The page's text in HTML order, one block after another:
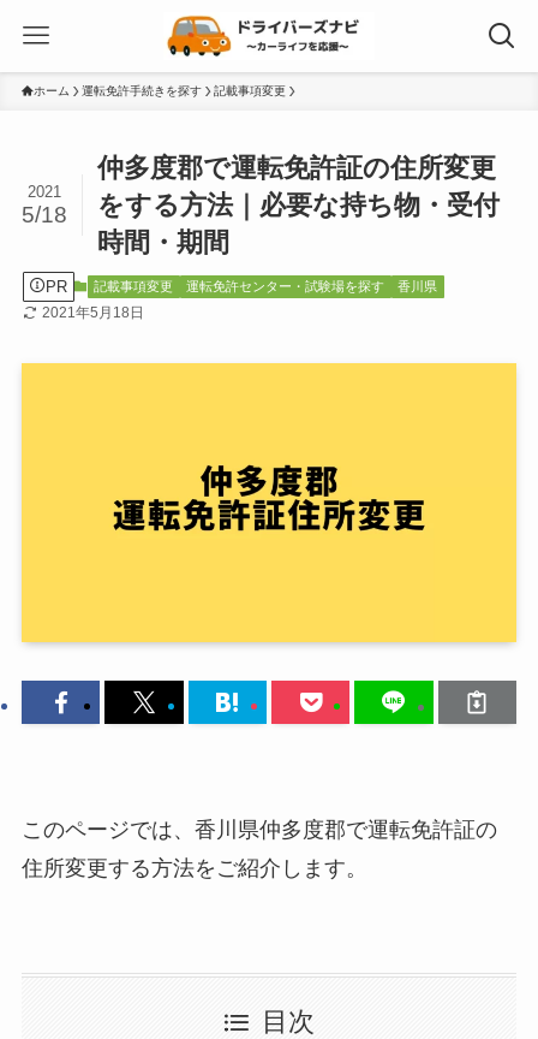
ホーム 運転免許手続きを探す 記載事項変更
仲多度郡で運転免許証の住所変更
をする方法｜必要な持ち物・受付
時間・期間
2021
5/18
PR 記載事項変更 運転免許センター・試験場を探す 香川県
2021年5月18日
このページでは、香川県仲多度郡で運転免許証の
住所変更する方法をご紹介します。
目次